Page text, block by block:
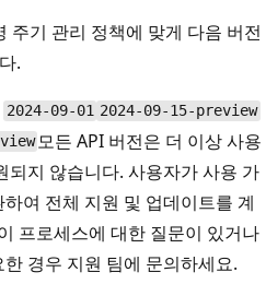
주기 관리 정책에 맞게 다음 버전
.
2024-09-01 2024-09-15-preview
모든 API 버전은 더 이상 사용
되지 않습니다. 사용자가 사용 가
여 전체 지원 및 업데이트를 계
프로세스에 대한 질문이 있거나
경우 지원 팀에 문의하세요.